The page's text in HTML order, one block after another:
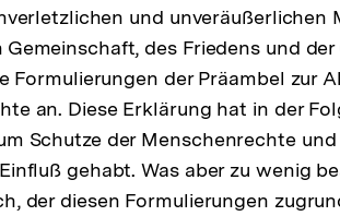
Fußnote
und
des Friedens und
Formulierungen der Präambel zur
an. Diese Erklärung hat in der
Schutze der Menschenrechte
gehabt. Was aber zu wenig
der diesen Formulierungen